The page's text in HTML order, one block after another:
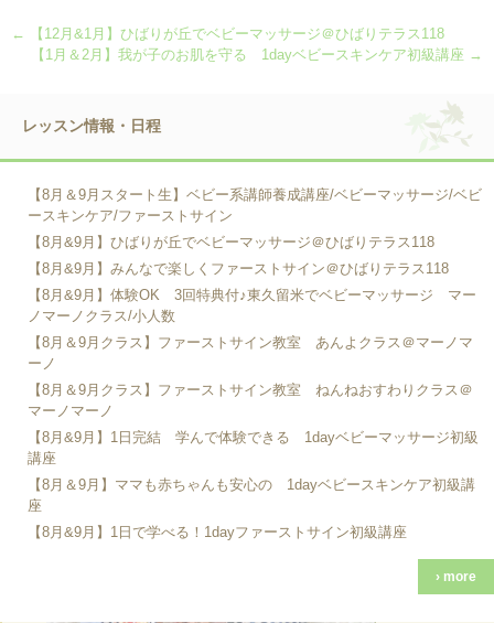
←
【12月&1月】ひばりが丘でベビーマッサージ＠ひばりテラス118
【1月＆2月】我が子のお肌を守る 1dayベビースキンケア初級講座 →
レッスン情報・日程
【8月＆9月スタート生】ベビー系講師養成講座/ベビーマッサージ/ベビ
ースキンケア/ファーストサイン
【8月&9月】ひばりが丘でベビーマッサージ＠ひばりテラス118
【8月&9月】みんなで楽しくファーストサイン＠ひばりテラス118
【8月&9月】体験OK 3回特典付♪東久留米でベビーマッサージ マー
ノマーノクラス/小人数
【8月＆9月クラス】ファーストサイン教室 あんよクラス＠マーノマ
ーノ
【8月＆9月クラス】ファーストサイン教室 ねんねおすわりクラス＠
マーノマーノ
【8月&9月】1日完結 学んで体験できる 1dayベビーマッサージ初級
講座
【8月＆9月】ママも赤ちゃんも安心の 1dayベビースキンケア初級講
座
【8月&9月】1日で学べる！1dayファーストサイン初級講座
› more